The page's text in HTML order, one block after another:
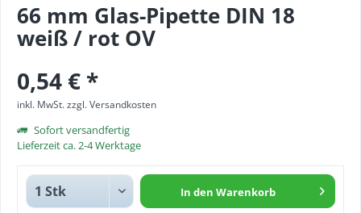
66 mm Glas-Pipette DIN 18
weiß / rot OV
0,54 € *
inkl. MwSt.zzgl. Versandkosten
Sofort versandfertig
Lieferzeit ca. 2-4 Werktage
In den Warenkorb